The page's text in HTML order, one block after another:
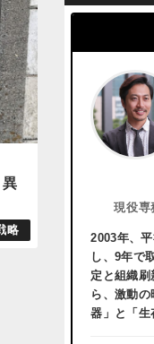
略
現役専
2003年、
し、9年で
定と組織
ら、激動
器」と「生